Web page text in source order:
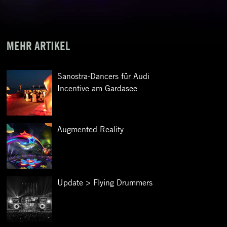
MEHR ARTIKEL
Sanostra-Dancers für Audi
Incentive am Gardasee
Augmented Reality
Update > Flying Drummers